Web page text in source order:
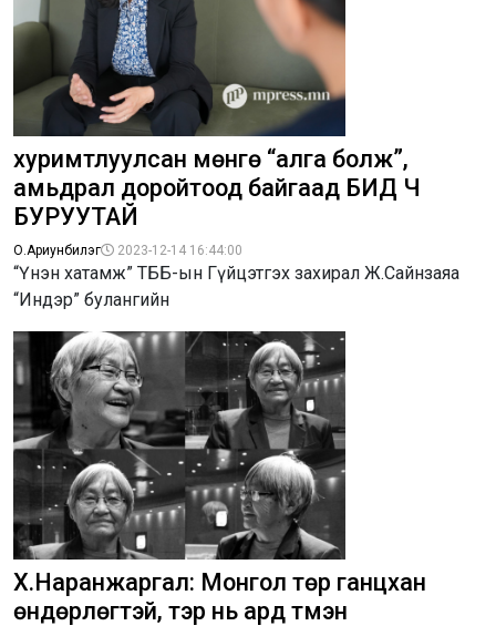
хуримтлуулсан мөнгө “алга болж”,
амьдрал доройтоод байгаад БИД Ч
БУРУУТАЙ
О.Ариунбилэг 2023-12-14 16:44:00
“Үнэн хатамж” ТББ-ын Гүйцэтгэх захирал Ж.Сайнзаяа
“Индэр” булангийн
Х.Наранжаргал: Монгол төр ганцхан
өндөрлөгтэй, тэр нь ард түмэн